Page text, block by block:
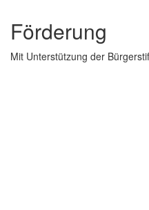
Förderung
Mit Unterstützung der